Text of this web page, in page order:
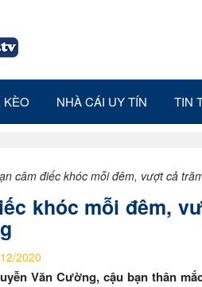
KÈO NHÀ CÁI UY TÍN TIN
câm điếc khóc mỗi đêm, vượt cả
khóc mỗi đêm,
2020
Văn Cường, cậu bạn thân